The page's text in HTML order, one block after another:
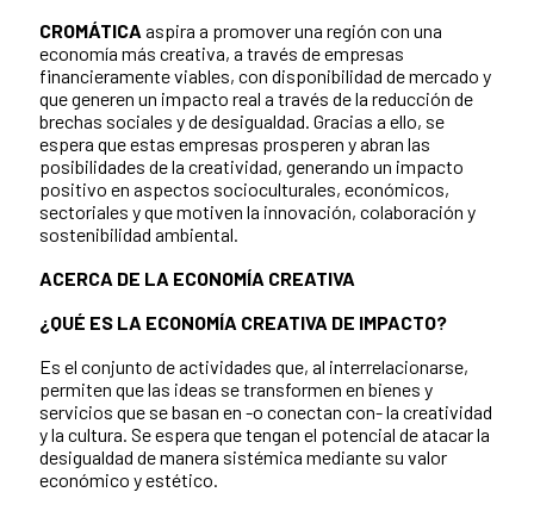
CROMÁTICA aspira a promover una región con una
economía más creativa, a través de empresas
financieramente viables, con disponibilidad de mercado y
que generen un impacto real a través de la reducción de
brechas sociales y de desigualdad. Gracias a ello, se
espera que estas empresas prosperen y abran las
posibilidades de la creatividad, generando un impacto
positivo en aspectos socioculturales, económicos,
sectoriales y que motiven la innovación, colaboración y
sostenibilidad ambiental.
ACERCA DE LA ECONOMÍA CREATIVA
¿QUÉ ES LA ECONOMÍA CREATIVA DE IMPACTO?
Es el conjunto de actividades que, al interrelacionarse,
permiten que las ideas se transformen en bienes y
servicios que se basan en -o conectan con- la creatividad
y la cultura. Se espera que tengan el potencial de atacar la
desigualdad de manera sistémica mediante su valor
económico y estético.